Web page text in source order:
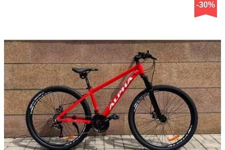
-30%